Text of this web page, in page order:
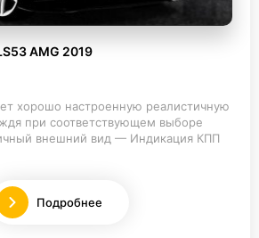
AMG 2019
хорошо настроенную реалистичную
при соответствующем выборе
внешний вид — Индикация КПП
Подробнее